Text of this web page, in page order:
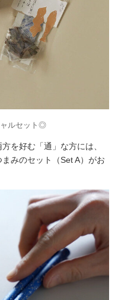
ャルセット◎
を好む「通」な方には、
みのセット（Set A）がお